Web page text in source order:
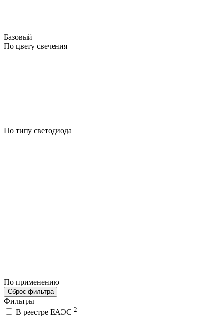
Базовый
По цвету свечения
По типу светодиода
По применению
Сброс фильтра
Фильтры
В реестре ЕАЭС 2